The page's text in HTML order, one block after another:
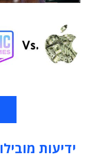
תוכן פרסומי
ידיעות